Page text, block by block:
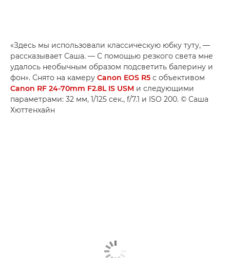
«Здесь мы использовали классическую юбку туту, —
рассказывает Саша. — С помощью резкого света мне
удалось необычным образом подсветить балерину и
фон». Снято на камеру Canon EOS R5 с объективом
Canon RF 24-70mm F2.8L IS USM и следующими
параметрами: 32 мм, 1/125 сек., f/7.1 и ISO 200. © Саша
Хюттенхайн